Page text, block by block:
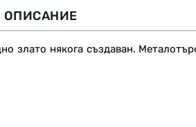
ОПИСАНИЕ
злато някога създаван.